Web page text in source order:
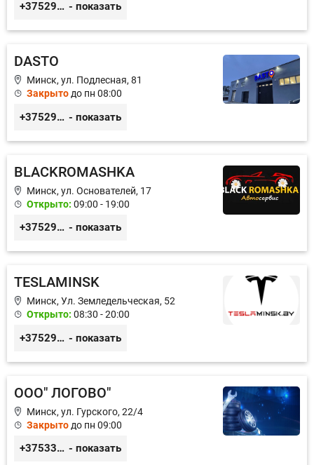
+375299395764 - показать
DASTO
Минск, ул. Подлесная, 81
Закрытодо пн 08:00
+375296606560 - показать
BLACKROMASHKA
Минск, ул. Основателей, 17
Открыто: 09:00 - 19:00
+375296651188 - показать
TESLAMINSK
Минск, Ул. Земледельческая, 52
Открыто: 08:30 - 20:00
+375291335101 - показать
ООО" ЛОГОВО"
Минск, ул. Гурского, 22/4
Закрыто до пн 09:00
+375336666742 - показать